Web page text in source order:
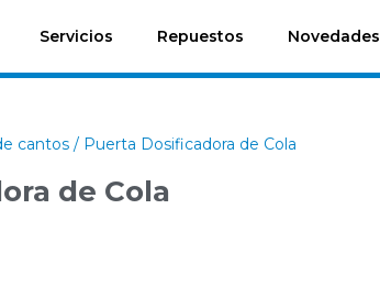
Servicios Repuestos Novedades
cantos / Puerta Dosificadora de Cola
de Cola